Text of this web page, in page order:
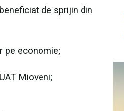
de sprijin din
pe economie;
Mioveni;